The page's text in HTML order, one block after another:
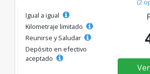
(2
Igual a igual
Kilometraje limitado
Reunirse y Saludar
Depósito en efectivo
aceptado